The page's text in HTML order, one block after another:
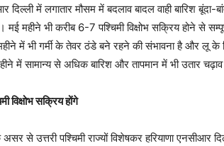
दिल्ली में लगातार मौसम में बदलाव बादल वाही बारिश
महीने भी करीब 6-7 पश्चिमी विक्षोभ सक्रिय होने से
में भी गर्मी के तेवर ठंडे बने रहने की संभावना है और लू के
में सामान्य से अधिक बारिश और तापमान में भी उतार
विक्षोभ सक्रिय होंगे
असर से उत्तरी पश्चिमी राज्यों विशेषकर हरियाणा एनसीआर